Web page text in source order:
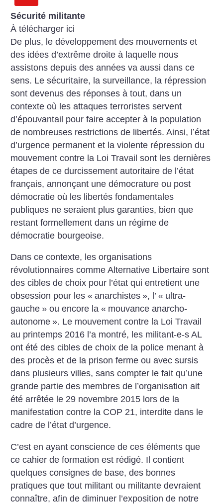
Sécurité militante
À télécharger ici
De plus, le développement des mouvements et
des idées d’extrême droite à laquelle nous
assistons depuis des années va aussi dans ce
sens. Le sécuritaire, la surveillance, la répression
sont devenus des réponses à tout, dans un
contexte où les attaques terroristes servent
d’épouvantail pour faire accepter à la population
de nombreuses restrictions de libertés. Ainsi, l’état
d’urgence permanent et la violente répression du
mouvement contre la Loi Travail sont les dernières
étapes de ce durcissement autoritaire de l’état
français, annonçant une démocrature ou post
démocratie où les libertés fondamentales
publiques ne seraient plus garanties, bien que
restant formellement dans un régime de
démocratie bourgeoise.
Dans ce contexte, les organisations
révolutionnaires comme Alternative Libertaire sont
des cibles de choix pour l’état qui entretient une
obsession pour les « anarchistes », l’ « ultra-
gauche » ou encore la « mouvance anarcho-
autonome ». Le mouvement contre la Loi Travail
au printemps 2016 l’a montré, les militant-e-s AL
ont été des cibles de choix de la police menant à
des procès et de la prison ferme ou avec sursis
dans plusieurs villes, sans compter le fait qu’une
grande partie des membres de l’organisation ait
été arrêtée le 29 novembre 2015 lors de la
manifestation contre la COP 21, interdite dans le
cadre de l’état d’urgence.
C’est en ayant conscience de ces éléments que
ce cahier de formation est rédigé. Il contient
quelques consignes de base, des bonnes
pratiques que tout militant ou militante devraient
connaître, afin de diminuer l’exposition de notre